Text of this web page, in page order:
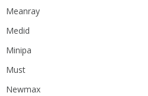
Meanray
Medid
Minipa
Must
Newmax